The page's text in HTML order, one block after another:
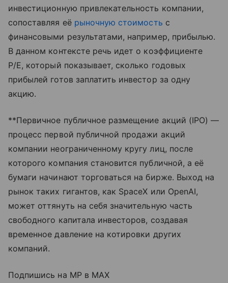
инвестиционную привлекательность компании,
сопоставляя её рыночную стоимость с
финансовыми результатами, например, прибылью.
В данном контексте речь идет о коэффициенте
P/E, который показывает, сколько годовых
прибылей готов заплатить инвестор за одну
акцию.
**Первичное публичное размещение акций (IPO) —
процесс первой публичной продажи акций
компании неограниченному кругу лиц, после
которого компания становится публичной, а её
бумаги начинают торговаться на бирже. Выход на
рынок таких гигантов, как SpaceX или OpenAI,
может оттянуть на себя значительную часть
свободного капитала инвесторов, создавая
временное давление на котировки других
компаний.
Подпишись на MP в MAX